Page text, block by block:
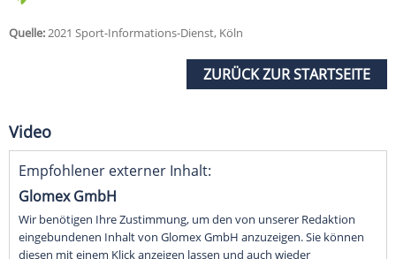
Quelle:2021 Sport-Informations-Dienst, Köln
ZURÜCK ZUR STARTSEITE
Video
Empfohlener externer Inhalt:
Glomex GmbH
Wir benötigen Ihre Zustimmung, um den von unserer Redaktion
eingebundenen Inhalt von Glomex GmbH anzuzeigen. Sie können
diesen mit einem Klick anzeigen lassen und auch wieder